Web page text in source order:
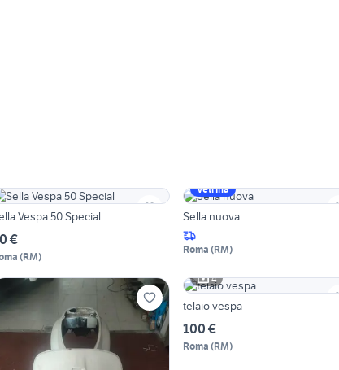
Vespa 50 Special
€
(RM)
Vetrina
Sella nuova
Roma (RM)
4
telaio vespa
100 €
Roma (RM)